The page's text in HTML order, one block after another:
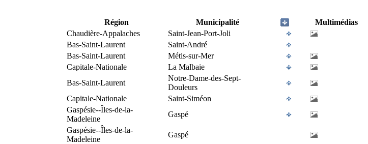
Région Municipalité
Multimédias
Chaudière-Appalaches
Saint-Jean-Port-Joli
Bas-Saint-Laurent
Saint-André
Bas-Saint-Laurent
Métis-sur-Mer
Capitale-Nationale
La Malbaie
Bas-Saint-Laurent
Notre-Dame-des-Sept-
Douleurs
Capitale-Nationale
Saint-Siméon
Gaspésie--Îles-de-la-
Madeleine
Gaspé
Gaspésie--Îles-de-la-
Madeleine
Gaspé